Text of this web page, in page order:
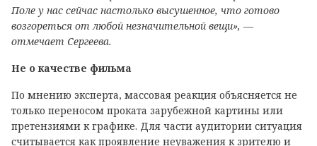
Поле у нас сейчас настолько высушенное, что готово
возгореться от любой незначительной вещи», —
отмечает Сергеева.
Не о качестве фильма
По мнению эксперта, массовая реакция объясняется не
только переносом проката зарубежной картины или
претензиями к графике. Для части аудитории ситуация
считывается как проявление неуважения к зрителю и